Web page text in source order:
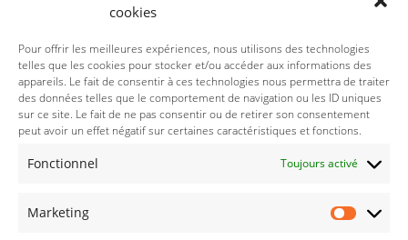
cookies
Pour offrir les meilleures expériences, nous utilisons des technologies
telles que les cookies pour stocker et/ou accéder aux informations des
appareils. Le fait de consentir à ces technologies nous permettra de traiter
des données telles que le comportement de navigation ou les ID uniques
sur ce site. Le fait de ne pas consentir ou de retirer son consentement
peut avoir un effet négatif sur certaines caractéristiques et fonctions.
Fonctionnel Toujours activé
Marketing
Politique des cookies (UE)
Politique de confidentialité
Nos réseaux sociaux :